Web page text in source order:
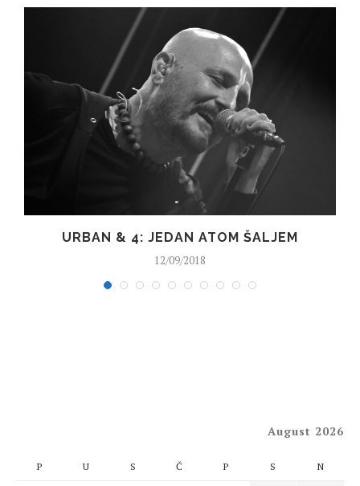
URBAN & 4: JEDAN ATOM ŠALJEM
12/09/2018
August 2026
P U S Č P S N